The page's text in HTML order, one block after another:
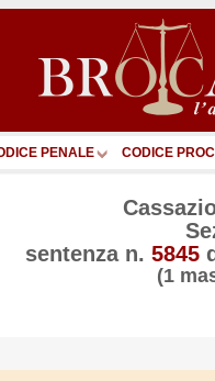
PENALE CODICE
sentenza n. 5845
(1